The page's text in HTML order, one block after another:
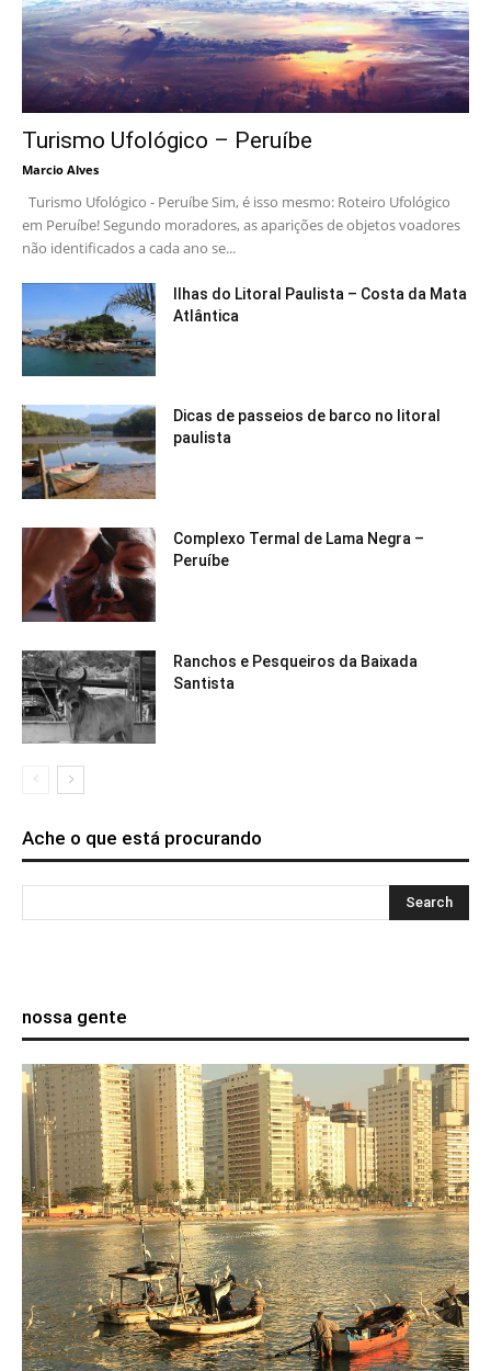
Turismo Ufológico – Peruíbe
Marcio Alves
Turismo Ufológico - Peruíbe Sim, é isso mesmo: Roteiro Ufológico
em Peruíbe! Segundo moradores, as aparições de objetos voadores
não identificados a cada ano se...
Ilhas do Litoral Paulista – Costa da Mata
Atlântica
Dicas de passeios de barco no litoral
paulista
Complexo Termal de Lama Negra –
Peruíbe
Ranchos e Pesqueiros da Baixada
Santista
Ache o que está procurando
nossa gente